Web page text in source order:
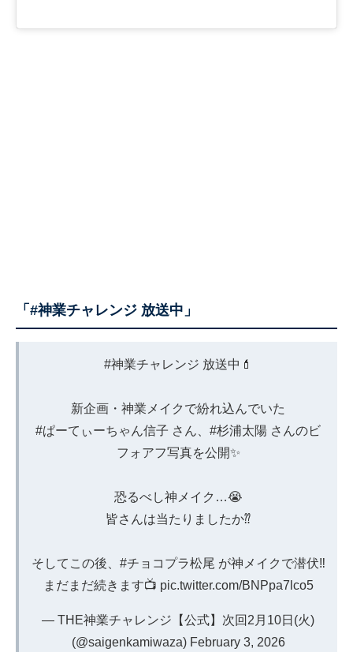
「#神業チャレンジ 放送中」
#神業チャレンジ 放送中💄
新企画・神業メイクで紛れ込んでいた
#ぱーてぃーちゃん信子 さん、 #杉浦太陽 さんのビ
フォアフ写真を公開✨
恐るべし神メイク…😭
皆さんは当たりましたか⁇
そしてこの後、 #チョコプラ松尾 が神メイクで潜伏‼️
まだまだ続きます📺 pic.twitter.com/BNPpa7lco5
— THE神業チャレンジ【公式】次回2月10日(火)
(@saigenkamiwaza) February 3, 2026